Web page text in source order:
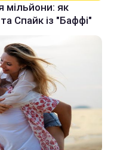
мільйони: як
Спайк із "Баффі"